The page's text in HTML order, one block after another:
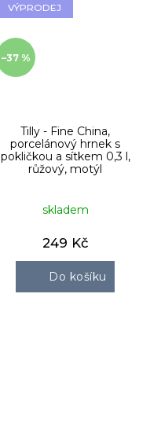
VÝPRODEJ
–37 %
Tilly - Fine China,
porcelánový hrnek s
pokličkou a sítkem 0,3 l,
růžový, motýl
skladem
249 Kč
Do košíku